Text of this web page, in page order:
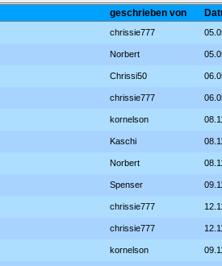
geschrieben von
chrissie777
Norbert
Chrissi50
chrissie777
kornelson
Kaschi
Norbert
Spenser
chrissie777
chrissie777
kornelson